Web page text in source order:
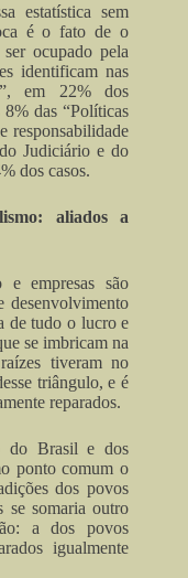
estatística sem
é o fato de o
ocupado pela
identificam nas
em 22% dos
8% das “Políticas
responsabilidade
Judiciário e do
dos casos.
aliados a
e empresas são
desenvolvimento
de tudo o lucro e
se imbricam na
tiveram no
triângulo, e é
reparados.
do Brasil e dos
ponto comum o
dos povos
se somaria outro
a dos povos
igualmente